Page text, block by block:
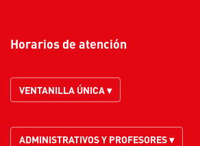
Horarios de atención
VENTANILLA ÚNICA ▾
ADMINISTRATIVOS Y PROFESORES ▾